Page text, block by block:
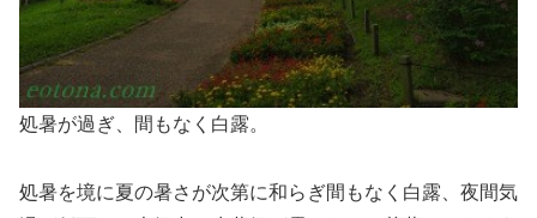
処暑が過ぎ、間もなく白露。
処暑を境に夏の暑さが次第に和らぎ間もなく白露、夜間気